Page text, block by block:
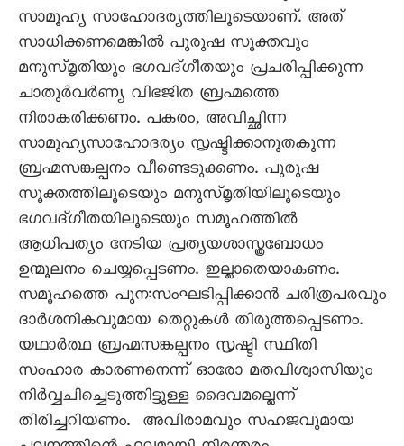
സാമൂഹ്യ സാഹോദര്യത്തിലൂടെയാണ്. അത്
സാധിക്കണമെങ്കിൽ പുരുഷ സൂക്തവും
മനുസ്മൃതിയും ഭഗവദ്ഗീതയും പ്രചരിപ്പിക്കുന്ന
ചാതുർവർണ്യ വിഭജിത ബ്രഹ്മത്തെ
നിരാകരിക്കണം. പകരം, അവിച്ഛിന്ന
സാമൂഹ്യസാഹോദര്യം സൃഷ്ടിക്കാനുതകുന്ന
ബ്രഹ്മസങ്കല്പനം വീണ്ടെടുക്കണം. പുരുഷ
സൂക്തത്തിലൂടെയും മനുസ്മൃതിയിലൂടെയും
ഭഗവദ്ഗീതയിലൂടെയും സമൂഹത്തിൽ
ആധിപത്യം നേടിയ പ്രത്യയശാസ്ത്രബോധം
ഉന്മൂലനം ചെയ്യപ്പെടണം. ഇല്ലാതെയാകണം.
സമൂഹത്തെ പുന:സംഘടിപ്പിക്കാൻ ചരിത്രപരവും
ദാർശനികവുമായ തെറ്റുകൾ തിരുത്തപ്പെടണം.
യഥാർത്ഥ ബ്രഹ്മസങ്കല്പനം സൃഷ്ടി സ്ഥിതി
സംഹാര കാരണനെന്ന് ഓരോ മതവിശ്വാസിയും
നിർവ്വചിച്ചെടുത്തിട്ടുള്ള ദൈവമല്ലെന്ന്
തിരിച്ചറിയണം. അവിരാമവും സഹജവുമായ